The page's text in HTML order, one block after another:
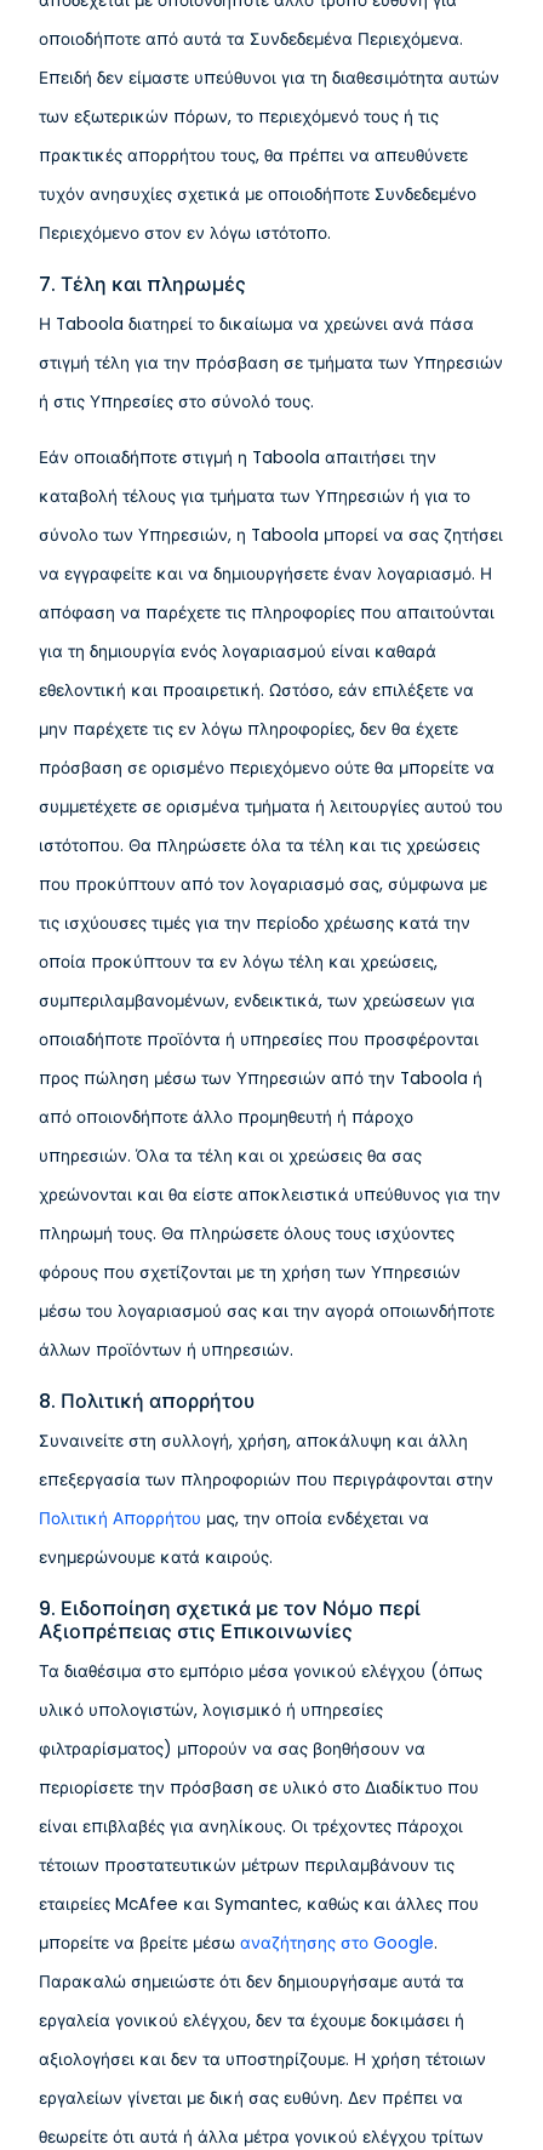
οποιοδήποτε από αυτά τα Συνδεδεμένα Περιεχόμενα.
Επειδή δεν είμαστε υπεύθυνοι για τη διαθεσιμότητα αυτών
των εξωτερικών πόρων, το περιεχόμενό τους ή τις
πρακτικές απορρήτου τους, θα πρέπει να απευθύνετε
τυχόν ανησυχίες σχετικά με οποιοδήποτε Συνδεδεμένο
Περιεχόμενο στον εν λόγω ιστότοπο.
7. Τέλη και πληρωμές
Η Taboola διατηρεί το δικαίωμα να χρεώνει ανά πάσα
στιγμή τέλη για την πρόσβαση σε τμήματα των Υπηρεσιών
ή στις Υπηρεσίες στο σύνολό τους.
Εάν οποιαδήποτε στιγμή η Taboola απαιτήσει την
καταβολή τέλους για τμήματα των Υπηρεσιών ή για το
σύνολο των Υπηρεσιών, η Taboola μπορεί να σας ζητήσει
να εγγραφείτε και να δημιουργήσετε έναν λογαριασμό. Η
απόφαση να παρέχετε τις πληροφορίες που απαιτούνται
για τη δημιουργία ενός λογαριασμού είναι καθαρά
εθελοντική και προαιρετική. Ωστόσο, εάν επιλέξετε να
μην παρέχετε τις εν λόγω πληροφορίες, δεν θα έχετε
πρόσβαση σε ορισμένο περιεχόμενο ούτε θα μπορείτε να
συμμετέχετε σε ορισμένα τμήματα ή λειτουργίες αυτού του
ιστότοπου. Θα πληρώσετε όλα τα τέλη και τις χρεώσεις
που προκύπτουν από τον λογαριασμό σας, σύμφωνα με
τις ισχύουσες τιμές για την περίοδο χρέωσης κατά την
οποία προκύπτουν τα εν λόγω τέλη και χρεώσεις,
συμπεριλαμβανομένων, ενδεικτικά, των χρεώσεων για
οποιαδήποτε προϊόντα ή υπηρεσίες που προσφέρονται
προς πώληση μέσω των Υπηρεσιών από την Taboola ή
από οποιονδήποτε άλλο προμηθευτή ή πάροχο
υπηρεσιών. Όλα τα τέλη και οι χρεώσεις θα σας
χρεώνονται και θα είστε αποκλειστικά υπεύθυνος για την
πληρωμή τους. Θα πληρώσετε όλους τους ισχύοντες
φόρους που σχετίζονται με τη χρήση των Υπηρεσιών
μέσω του λογαριασμού σας και την αγορά οποιωνδήποτε
άλλων προϊόντων ή υπηρεσιών.
8. Πολιτική απορρήτου
Συναινείτε στη συλλογή, χρήση, αποκάλυψη και άλλη
επεξεργασία των πληροφοριών που περιγράφονται στην
Πολιτική Απορρήτου μας, την οποία ενδέχεται να
ενημερώνουμε κατά καιρούς.
9. Ειδοποίηση σχετικά με τον Νόμο περί
Αξιοπρέπειας στις Επικοινωνίες
Τα διαθέσιμα στο εμπόριο μέσα γονικού ελέγχου (όπως
υλικό υπολογιστών, λογισμικό ή υπηρεσίες
φιλτραρίσματος) μπορούν να σας βοηθήσουν να
περιορίσετε την πρόσβαση σε υλικό στο Διαδίκτυο που
είναι επιβλαβές για ανηλίκους. Οι τρέχοντες πάροχοι
τέτοιων προστατευτικών μέτρων περιλαμβάνουν τις
εταιρείες McAfee και Symantec, καθώς και άλλες που
μπορείτε να βρείτε μέσω αναζήτησης στο Google.
Παρακαλώ σημειώστε ότι δεν δημιουργήσαμε αυτά τα
εργαλεία γονικού ελέγχου, δεν τα έχουμε δοκιμάσει ή
αξιολογήσει και δεν τα υποστηρίζουμε. Η χρήση τέτοιων
εργαλείων γίνεται με δική σας ευθύνη. Δεν πρέπει να
θεωρείτε ότι αυτά ή άλλα μέτρα γονικού ελέγχου τρίτων